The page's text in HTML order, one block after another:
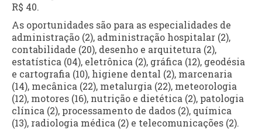
R$ 40.
As oportunidades são para as especialidades de
administração (2), administração hospitalar (2),
contabilidade (20), desenho e arquitetura (2),
estatística (04), eletrônica (2), gráfica (12), geodésia
e cartografia (10), higiene dental (2), marcenaria
(14), mecânica (22), metalurgia (22), meteorologia
(12), motores (16), nutrição e dietética (2), patologia
clínica (2), processamento de dados (2), química
(13), radiologia médica (2) e telecomunicações (2).